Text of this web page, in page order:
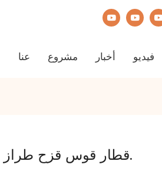
عنا مشروع أخبار فيديو
قطار قوس قزح طراز القوس غير المجهول.